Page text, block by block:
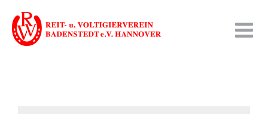
Inhalt
springen